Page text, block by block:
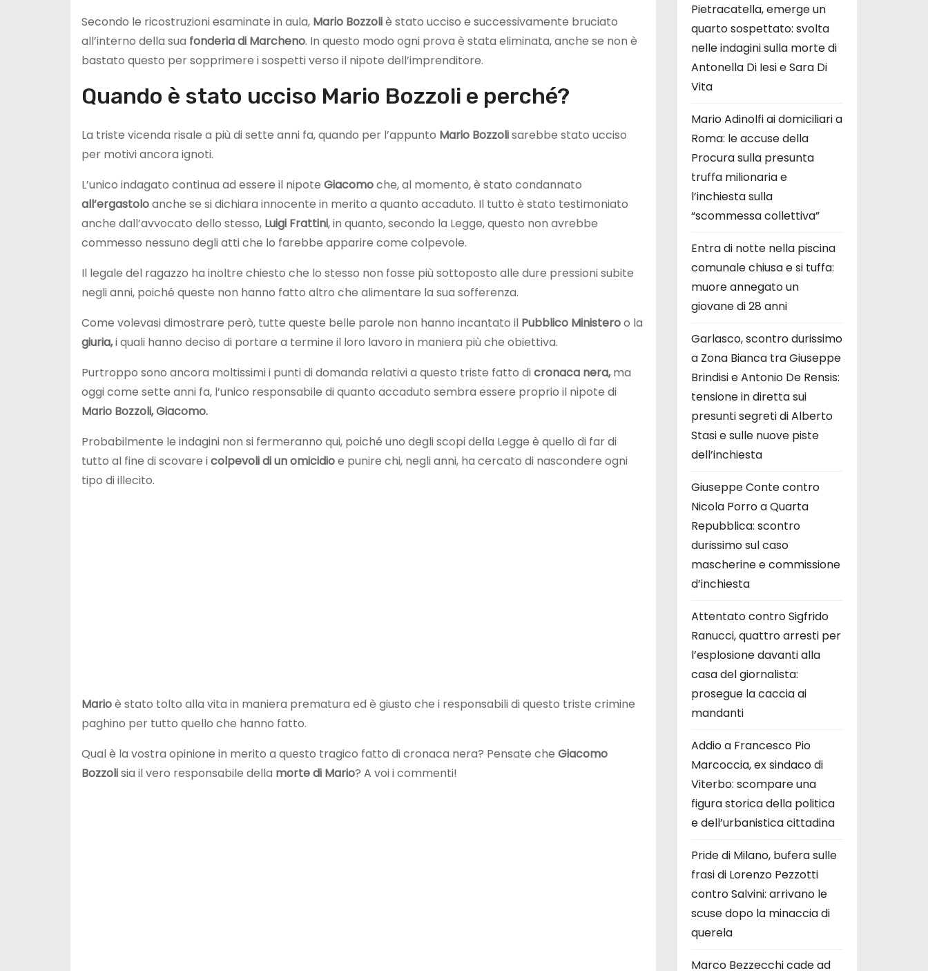
Secondo le ricostruzioni esaminate in aula, Mario Bozzoliè stato ucciso e successivamente bruciato
all’interno della sua fonderia di Marcheno. In questo modo ogni prova è stata eliminata, anche se non è
bastato questo per sopprimere i sospetti verso il nipote dell’imprenditore.
Quando è stato ucciso Mario Bozzoli e perché?
La triste vicenda risale a più di sette anni fa, quando per l’appunto Mario Bozzolisarebbe stato ucciso
per motivi ancora ignoti.
L’unico indagato continua ad essere il nipote Giacomoche, al momento, è stato condannato
all’ergastoloanche se si dichiara innocente in merito a quanto accaduto. Il tutto è stato testimoniato
anche dall’avvocato dello stesso, Luigi Frattini, in quanto, secondo la Legge, questo non avrebbe
commesso nessuno degli atti che lo farebbe apparire come colpevole.
Il legale del ragazzo ha inoltre chiesto che lo stesso non fosse più sottoposto alle dure pressioni subite
negli anni, poiché queste non hanno fatto altro che alimentare la sua sofferenza.
Come volevasi dimostrare però, tutte queste belle parole non hanno incantato il Pubblico Ministeroo la
giuria,i quali hanno deciso di portare a termine il loro lavoro in maniera più che obiettiva.
Purtroppo sono ancora moltissimi i punti di domanda relativi a questo triste fatto dicronaca nera,ma
oggi come sette anni fa, l’unico responsabile di quanto accaduto sembra essere proprio il nipote di
Mario Bozzoli, Giacomo.
Probabilmente le indagini non si fermeranno qui, poiché uno degli scopi della Legge è quello di far di
tutto al fine di scovare icolpevoli di un omicidioe punire chi, negli anni, ha cercato di nascondere ogni
tipo di illecito.
Marioè stato tolto alla vita in maniera prematura ed è giusto che i responsabili di questo triste crimine
paghino per tutto quello che hanno fatto.
Qual è la vostra opinione in merito a questo tragico fatto di cronaca nera? Pensate che Giacomo
Bozzolisia il vero responsabile della morte di Mario? A voi i commenti!
Pietracatella, emerge un
quarto sospettato: svolta
nelle indagini sulla morte di
Antonella Di Iesi e Sara Di
Vita
Mario Adinolfi ai domiciliari a
Roma: le accuse della
Procura sulla presunta
truffa milionaria e
l’inchiesta sulla
“scommessa collettiva”
Entra di notte nella piscina
comunale chiusa e si tuffa:
muore annegato un
giovane di 28 anni
Garlasco, scontro durissimo
a Zona Bianca tra Giuseppe
Brindisi e Antonio De Rensis:
tensione in diretta sui
presunti segreti di Alberto
Stasi e sulle nuove piste
dell’inchiesta
Giuseppe Conte contro
Nicola Porro a Quarta
Repubblica: scontro
durissimo sul caso
mascherine e commissione
d’inchiesta
Attentato contro Sigfrido
Ranucci, quattro arresti per
l’esplosione davanti alla
casa del giornalista:
prosegue la caccia ai
mandanti
Addio a Francesco Pio
Marcoccia, ex sindaco di
Viterbo: scompare una
figura storica della politica
e dell’urbanistica cittadina
Pride di Milano, bufera sulle
frasi di Lorenzo Pezzotti
contro Salvini: arrivano le
scuse dopo la minaccia di
querela
Marco Bezzecchi cade ad